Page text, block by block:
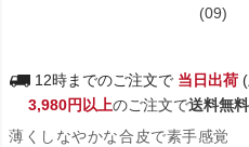
(09)
12時までのご注文で 当日出荷(
3,980円以上のご注文で送料無料
薄くしなやかな合皮で素手感覚